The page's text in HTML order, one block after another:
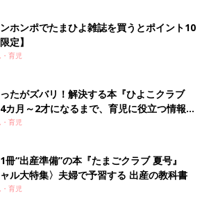
けで脚長効果も期待できます♪ なんと
得価格で、真っ白でもこのお値段であれ
のほかに黒もあり、この価格であれば、
リです。ベージュやホワイトを合わせて
、ポップな色味を取り入れてグッと春ら
530SG】カジュアルになりすぎ
ルにも映えるス二ーカー
ホンポでたまひよ雑誌を買うとポイント10
定】
育児
たがズバリ！解決する本『ひよこクラブ
月～2才になるまで、育児に役立つ情報が
育児
冊“出産準備”の本『たまごクラブ 夏号』
ャル大特集〉夫婦で予習する 出産の教科書
育児